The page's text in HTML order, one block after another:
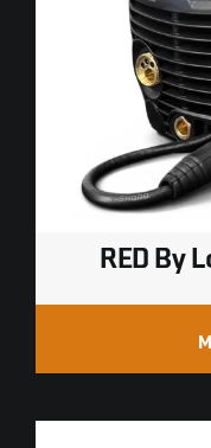
RED By